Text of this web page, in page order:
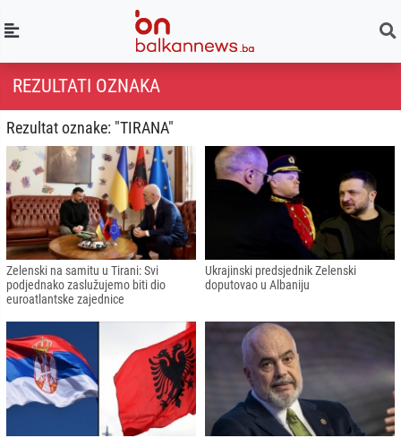
REZULTATI OZNAKA
Rezultat oznake: "TIRANA"
Zelenski na samitu u Tirani: Svi
podjednako zaslužujemo biti dio
euroatlantske zajednice
Ukrajinski predsjednik Zelenski
doputovao u Albaniju